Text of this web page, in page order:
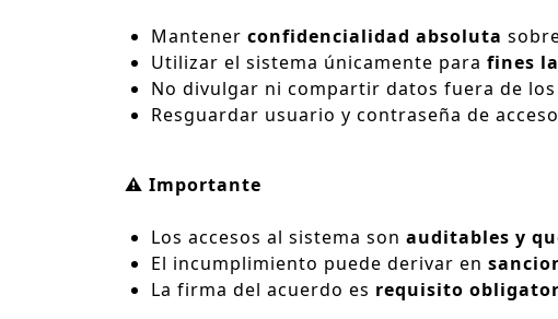
Mantener confidencialidad absoluta
Utilizar el sistema únicamente para fines
No divulgar ni compartir datos fuera de
Resguardar usuario y contraseña de
⚠️ Importante
Los accesos al sistema son auditables y
El incumplimiento puede derivar en
La firma del acuerdo es requisito